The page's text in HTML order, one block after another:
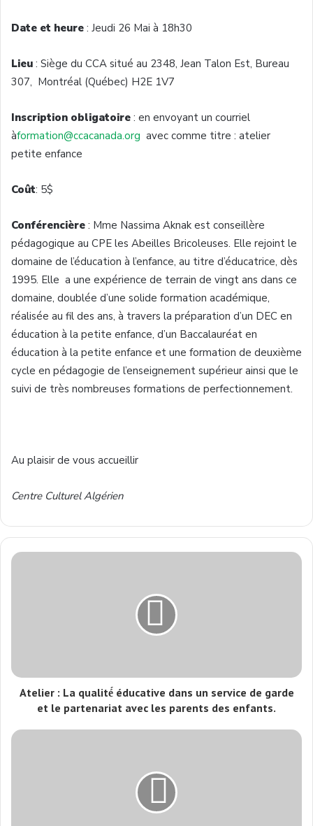
Date et heure : Jeudi 26 Mai à 18h30
Lieu : Siège du CCA situé au 2348, Jean Talon Est, Bureau
307, Montréal (Québec) H2E 1V7
Inscription obligatoire : en envoyant un courriel
àformation@ccacanada.org avec comme titre : atelier
petite enfance
Coût: 5$
Conférencière : Mme Nassima Aknak est conseillère
pédagogique au CPE les Abeilles Bricoleuses. Elle rejoint le
domaine de l’éducation à l’enfance, au titre d’éducatrice, dès
1995. Elle a une expérience de terrain de vingt ans dans ce
domaine, doublée d’une solide formation académique,
réalisée au fil des ans, à travers la préparation d’un DEC en
éducation à la petite enfance, d’un Baccalauréat en
éducation à la petite enfance et une formation de deuxième
cycle en pédagogie de l’enseignement supérieur ainsi que le
suivi de très nombreuses formations de perfectionnement.
Au plaisir de vous accueillir
Centre Culturel Algérien
Atelier : La qualité́ éducative dans un service de garde
et le partenariat avec les parents des enfants.